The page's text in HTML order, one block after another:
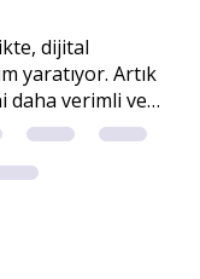
dijital
yaratıyor. Artık
verimli ve
faydalanıyor.